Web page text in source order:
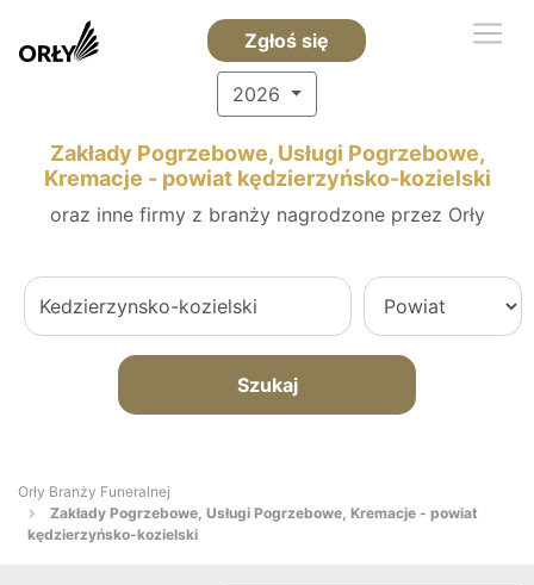
Zgłoś się
2026
Zakłady Pogrzebowe, Usługi Pogrzebowe,
Kremacje - powiat kędzierzyńsko-kozielski
oraz inne firmy z branży nagrodzone przez Orły
Szukaj
Orły Branży Funeralnej
Zakłady Pogrzebowe, Usługi Pogrzebowe, Kremacje - powiat
kędzierzyńsko-kozielski